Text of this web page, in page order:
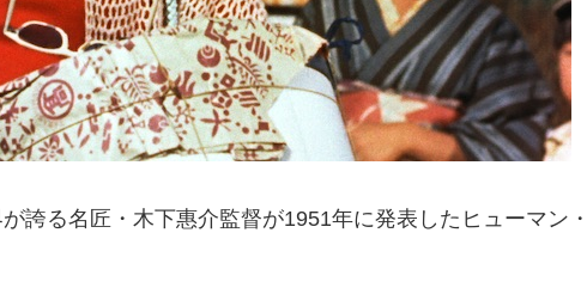
誇る名匠・木下惠介監督が1951年に発表したヒューマン・